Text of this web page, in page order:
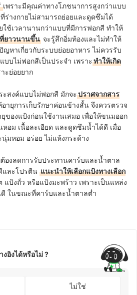
เพราะมีคุณค่าทางโภชนาการสูงกว่าแบบ
ร่างกายไม่สามารถย่อยและดูดซึมได้
ใช้เวลานานกว่าแบบที่มีการฟอกสี ทำให้
ยาวนานขึ้น จะรู้สึกอิ่มท้องและไม่ทำให้
ญหาเกี่ยวกับระบบย่อยอาหาร ไม่ควรรับ
บบไม่ฟอกสีเป็นประจำ เพราะทำให้เกิด
ะย่อยยาก
สงค์แบบไม่ฟอกสี มักจะปราศจากสาร
อายุการเก็บรักษาค่อนข้างสั้น จึงควรตรวจ
องแป้งก่อนใช้งานเสมอ เพื่อให้ขนมออก
อม เนื้อละเอียด และดูดซึมน้ำได้ดี เมื่อ
มหอม อร่อย ไม่แห้งกระด้าง
องลดการรับประทานคาร์บและน้ำตาล
และโปรตีน แนะนำให้เลือกแป้งทางเลือก
แป้งถั่ว หรือแป้งมะพร้าว เพราะเป็นแหล่ง
ในขณะที่คาร์บและน้ำตาลต่ำ
อิงได้หรือไม่ ?
ไม่ใช่